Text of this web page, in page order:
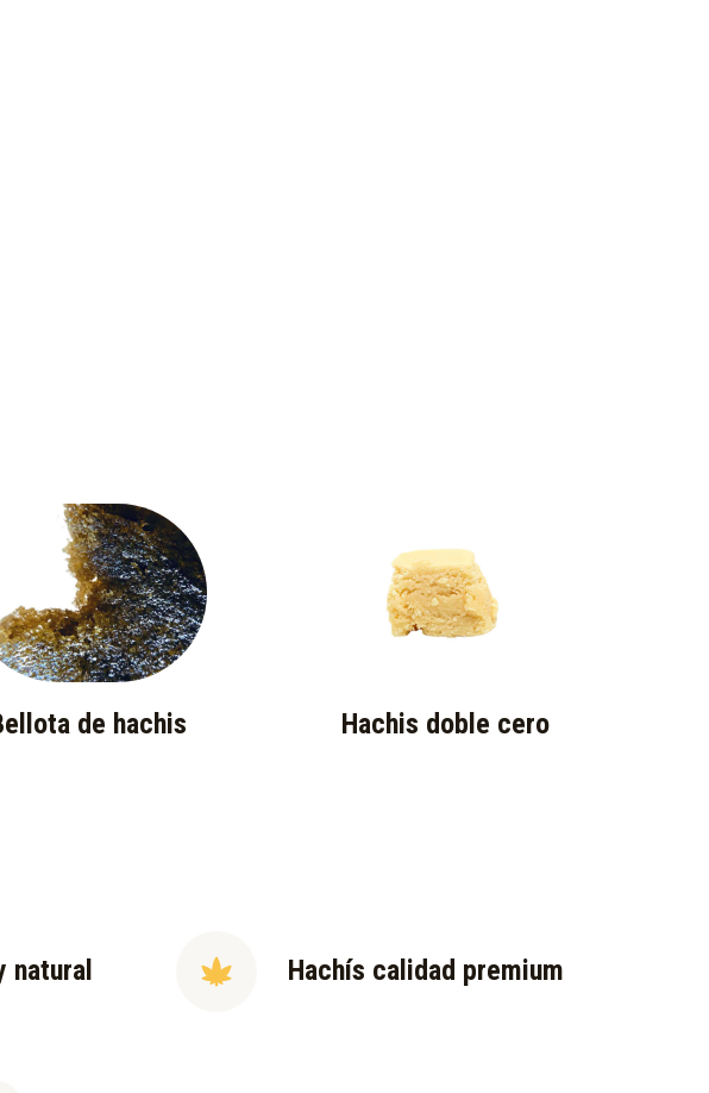
de hachis Hachis doble cero
natural Hachís calidad premium